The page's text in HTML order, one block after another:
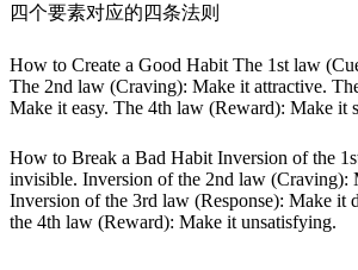
四个要素对应的四条法则
How to Create a Good Habit The 1st law
The 2nd law (Craving): Make it attractive.
Make it easy. The 4th law (Reward): Make it
How to Break a Bad Habit Inversion of the
invisible. Inversion of the 2nd law (Craving):
Inversion of the 3rd law (Response): Make it
the 4th law (Reward): Make it unsatisfying.